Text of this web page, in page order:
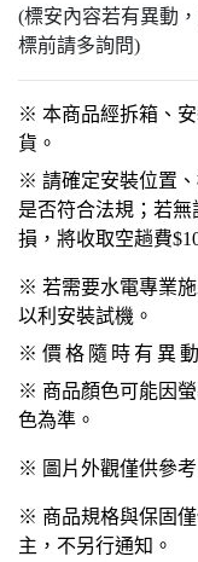
(標安內容若有異動
標前請多詢問)
※ 本商品經拆箱、
貨。
※ 請確定安裝位置
是否符合法規；若
損，將收取空趟費
※ 若需要水電專業施
以利安裝試機。
※ 價格隨時有異
※ 商品顏色可能因
色為準。
※ 圖片外觀僅供參考
※ 商品規格與保固
主，不另行通知。